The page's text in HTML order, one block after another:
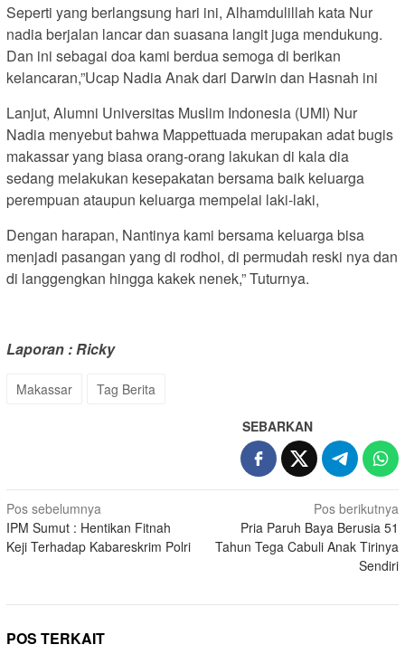
Seperti yang berlangsung hari ini, Alhamdulillah kata Nur
nadia berjalan lancar dan suasana langit juga mendukung.
Dan ini sebagai doa kami berdua semoga di berikan
kelancaran,”Ucap Nadia Anak dari Darwin dan Hasnah ini
Lanjut, Alumni Universitas Muslim Indonesia (UMI) Nur
Nadia menyebut bahwa Mappettuada merupakan adat bugis
makassar yang biasa orang-orang lakukan di kala dia
sedang melakukan kesepakatan bersama baik keluarga
perempuan ataupun keluarga mempelai laki-laki,
Dengan harapan, Nantinya kami bersama keluarga bisa
menjadi pasangan yang di rodhoi, di permudah reski nya dan
di langgengkan hingga kakek nenek,” Tuturnya.
Laporan : Ricky
Makassar Tag Berita
SEBARKAN
Navigasi
pos
Pos sebelumnya
IPM Sumut : Hentikan Fitnah
Keji Terhadap Kabareskrim Polri
Pos berikutnya
Pria Paruh Baya Berusia 51
Tahun Tega Cabuli Anak Tirinya
Sendiri
POS TERKAIT